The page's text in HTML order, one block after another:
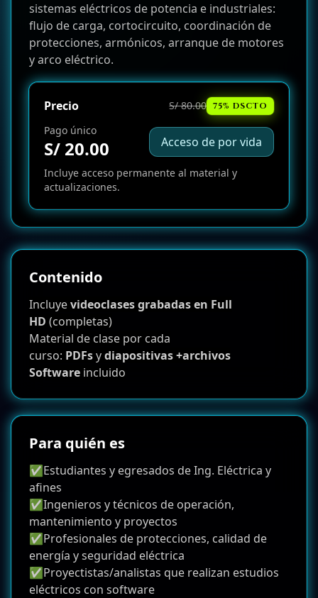
sistemas eléctricos de potencia e industriales:
flujo de carga, cortocircuito, coordinación de
protecciones, armónicos, arranque de motores
y arco eléctrico.
Precio S/ 80.00 75% DSCTO
Pago único
S/ 20.00 Acceso de por vida
Incluye acceso permanente al material y
actualizaciones.
Contenido
Incluyevideoclases grabadas en Full
HD (completas)
Material de clase por cada
curso: PDFsydiapositivas +archivos
Software incluido
Para quién es
✅Estudiantes y egresados de Ing. Eléctrica y
afines
✅Ingenieros y técnicos de operación,
mantenimiento y proyectos
✅Profesionales de protecciones, calidad de
energía y seguridad eléctrica
✅Proyectistas/analistas que realizan estudios
eléctricos con software